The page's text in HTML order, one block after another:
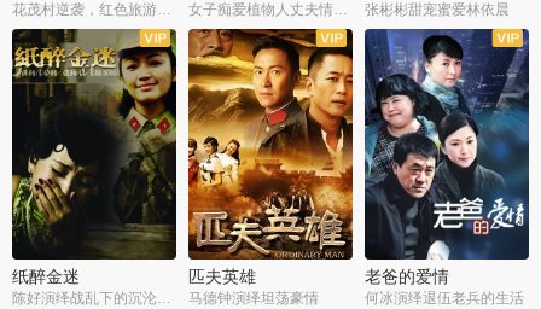
花茂村逆袭，红色旅游出圈 女子痴爱植物人丈夫情定一生
张彬彬甜宠蜜爱林依晨
全42集
纸醉金迷
全35集
匹夫英雄
马德钟演绎坦荡豪情
全32集
老爸的爱情
何冰演绎退伍老兵的生活